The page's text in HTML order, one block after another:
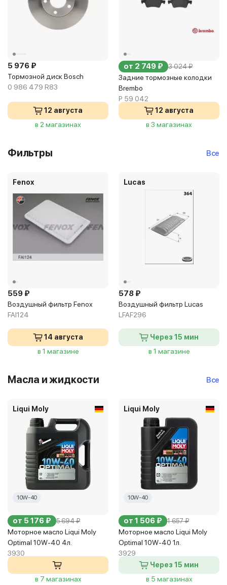
5 976 ₽
Тормозной диск Bosch
0 986 479 R83
12 августа
в 2 магазинах
от 2 749 ₽ 3 024 ₽
Задние тормозные колодки
Brembo
P 59 042
12 августа
в 3 магазинах
Фильтры Все
Fenox
559 ₽
Воздушный фильтр Fenox
FAI124
14 августа
в 1 магазине
Lucas
578 ₽
Воздушный фильтр Lucas
LFAF296
Через 15 мин
в 1 магазине
Масла и жидкости Все
Liqui Moly
10W-40
от 5 176 ₽ 5 694 ₽
Моторное масло Liqui Moly
Optimal 10W-40 4л.
3930
в 7 магазинах
Liqui Moly
10W-40
от 1 506 ₽ 1 657 ₽
Моторное масло Liqui Moly
Optimal 10W-40 1л.
3929
Через 15 мин
в 5 магазинах